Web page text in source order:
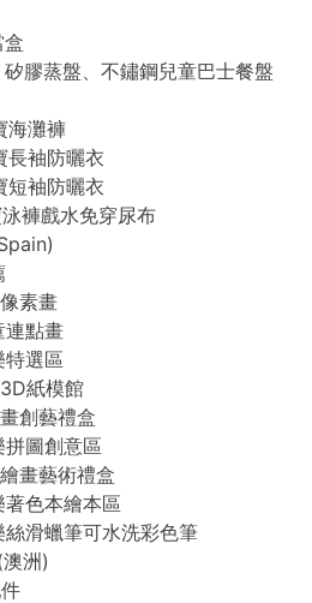
膠蒸盤、不鏽鋼兒童巴士餐盤
海灘褲
袖防曬衣
袖防曬衣
褲戲水免穿尿布
素畫
點畫
選區
紙模館
創藝禮盒
圖創意區
畫藝術禮盒
色本繪本區
滑蠟筆可水洗彩色筆
洲)